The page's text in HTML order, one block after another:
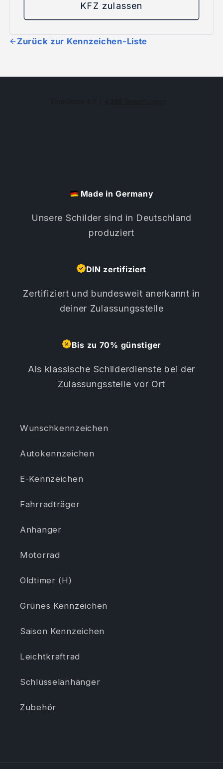
KFZ zulassen
Zurück zur Kennzeichen-Liste
Made in Germany
Unsere Schilder sind in Deutschland
produziert
DIN zertifiziert
Zertifiziert und bundesweit anerkannt in
deiner Zulassungsstelle
Bis zu 70% günstiger
Als klassische Schilderdienste bei der
Zulassungsstelle vor Ort
Wunschkennzeichen
Autokennzeichen
E-Kennzeichen
Fahrradträger
Anhänger
Motorrad
Oldtimer (H)
Grünes Kennzeichen
Saison Kennzeichen
Leichtkraftrad
Schlüsselanhänger
Zubehör